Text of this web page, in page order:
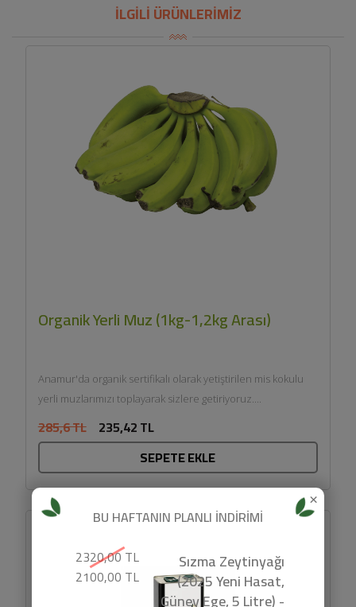
İLGİLİ ÜRÜNLERİMİZ
Organik Yerli Muz (1kg-1,2kg Arası)
Anamur'da organik sertifikalı olarak yetiştirilen mis kokulu
yerli muzlarımızı toplayarak sizlere getiriyoruz....
285,6 TL 235,42 TL
SEPETE EKLE
×
BU HAFTANIN PLANLI İNDİRİMİ
2320,00 TL
2100,00 TL
Sızma Zeytinyağı
(2025 Yeni Hasat,
Güney Ege, 5 Litre) -